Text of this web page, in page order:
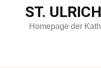
ST.
Homepage der